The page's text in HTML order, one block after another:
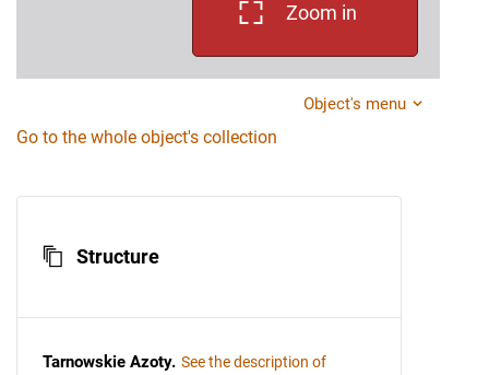
Zoom in
Object's menu
Go to the whole object's collection
Structure
Tarnowskie Azoty. See the description of